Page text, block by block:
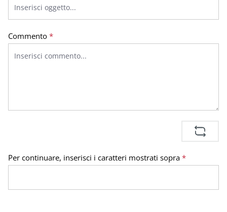
Commento *
Per continuare, inserisci i caratteri mostrati sopra *